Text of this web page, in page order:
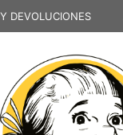
DEVOLUCIONES